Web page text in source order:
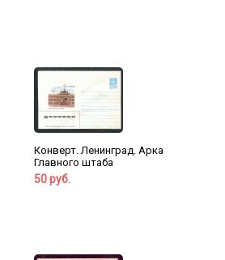
Конверт. Ленинград. Арка
Главного штаба
50 руб.